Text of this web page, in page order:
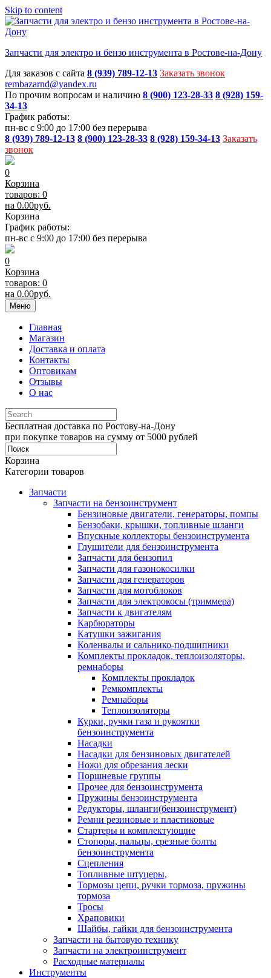
Skip to content
Запчасти для электро и бензо инструмента в Ростове-на-Дону
Для заказов с сайта 8 (939) 789-12-13 Заказать звонок
rembazarnd@yandex.ru
По прочим вопросам и наличию 8 (900) 123-28-33 8 (928) 159-
34-13
График работы:
пн-вс с 9:00 до 17:00 без перерыва
8 (939) 789-12-13 8 (900) 123-28-33 8 (928) 159-34-13 Заказать
звонок
0
Корзина
товаров: 0
на 0.00руб.
Корзина
График работы:
пн-вс с 9:00 до 17:00 без перерыва
0
Корзина
товаров: 0
на 0.00руб.
Меню
Главная
Магазин
Доставка и оплата
Контакты
Оптовикам
Отзывы
О нас
Бесплатная доставка по Ростову-на-Дону
при покупке товаров на сумму от 5000 рублей
Корзина
Категории товаров
Запчасти
Запчасти на бензоинструмент
Бензиновые двигатели, генераторы, помпы
Бензобаки, крышки, топливные шланги
Впускные коллекторы бензоинструмента
Глушители для бензоинструмента
Запчасти для бензопил
Запчасти для газонокосилки
Запчасти для генераторов
Запчасти для мотоблоков
Запчасти для электрокосы (триммера)
Запчасти к двигателям
Карбюраторы
Катушки зажигания
Коленвалы и сальнико-подшипники
Комплекты прокладок, теплоизоляторы,
ремнаборы
Комплекты прокладок
Ремкомплекты
Ремнаборы
Теплоизоляторы
Курки, ручки газа и рукоятки
бензоинструмента
Насадки
Насадки для бензиновых двигателей
Ножи для обрезания лески
Поршневые группы
Прочее для бензоинструмента
Пружины бензоинструмента
Редукторы, шланги(бензоинструмент)
Ремни резиновые и пластиковые
Стартеры и комплектующие
Стопоры, пальцы, срезные болты
бензоинструмента
Сцепления
Топливные штуцеры,
Тормозы цепи, ручки тормоза, пружины
тормоза
Тросы
Храповики
Шайбы, гайки для бензоинструмента
Запчасти на бытовую технику
Запчасти на электроинструмент
Расходные материалы
Инструменты